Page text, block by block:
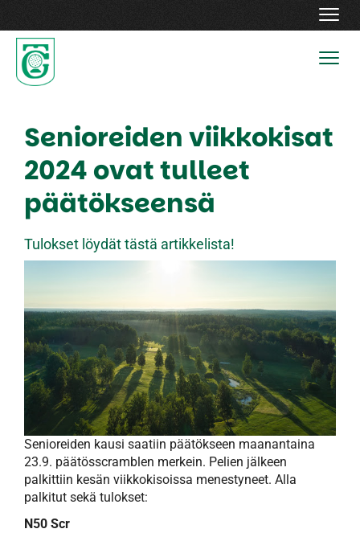
Senioreiden viikkokisat
2024 ovat tulleet
päätökseensä
Tulokset löydät tästä artikkelista!
Senioreiden kausi saatiin päätökseen maanantaina
23.9. päätösscramblen merkein. Pelien jälkeen
palkittiin kesän viikkokisoissa menestyneet. Alla
palkitut sekä tulokset:
N50 Scr